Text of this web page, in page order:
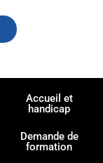
Accueil et
handicap
Demande de
formation